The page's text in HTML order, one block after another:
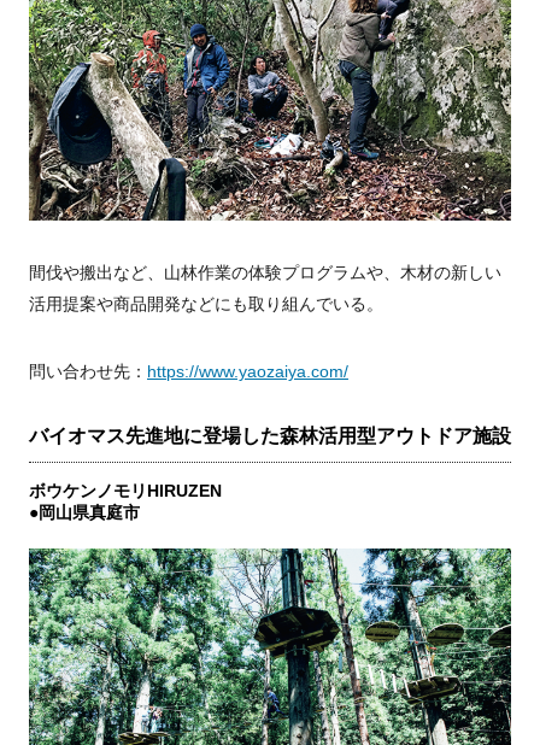
間伐や搬出など、山林作業の体験プログラムや、木材の新しい
活用提案や商品開発などにも取り組んでいる。
問い合わせ先： https://www.yaozaiya.com/
バイオマス先進地に登場した森林活用型アウトドア施設
ボウケンノモリHIRUZEN
●岡山県真庭市